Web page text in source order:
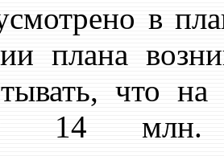
в
плана
что на
14